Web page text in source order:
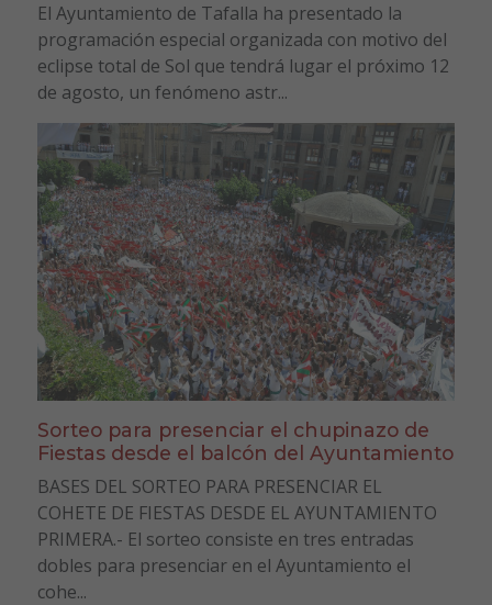
El Ayuntamiento de Tafalla ha presentado la
programación especial organizada con motivo del
eclipse total de Sol que tendrá lugar el próximo 12
de agosto, un fenómeno astr...
Sorteo para presenciar el chupinazo de
Fiestas desde el balcón del Ayuntamiento
BASES DEL SORTEO PARA PRESENCIAR EL
COHETE DE FIESTAS DESDE EL AYUNTAMIENTO
PRIMERA.- El sorteo consiste en tres entradas
dobles para presenciar en el Ayuntamiento el
cohe...